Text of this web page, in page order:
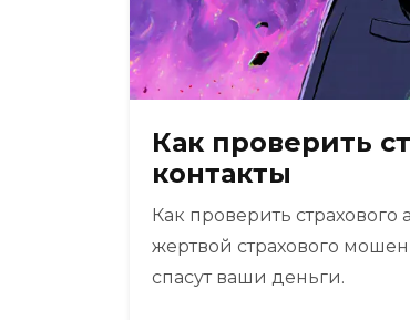
Как проверить
контакты
Как проверить страхового
жертвой страхового
спасут ваши деньги.